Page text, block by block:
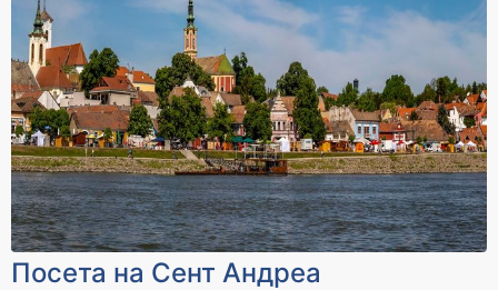
Посета на Сент Андреа